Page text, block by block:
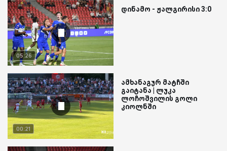
05:26
დინამო - ჟალგირისი 3:0
00:21
ამხანაგურ მატჩში
გაიტანა | ლუკა
ლოჩოშვილის გოლი
კიოლნში